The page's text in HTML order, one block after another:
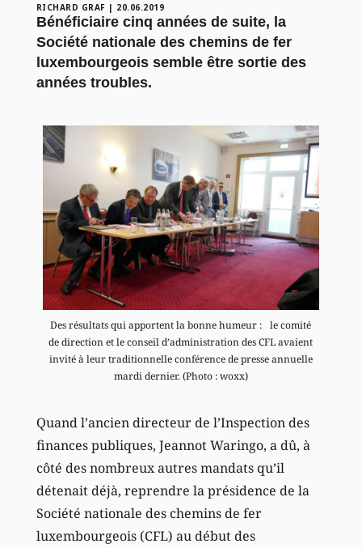
RICHARD GRAF | 20.06.2019
Bénéficiaire cinq années de suite, la
Société nationale des chemins de fer
luxembourgeois semble être sortie des
années troubles.
Des résultats qui apportent la bonne humeur : le comité
de direction et le conseil d’administration des CFL avaient
invité à leur traditionnelle conférence de presse annuelle
mardi dernier. (Photo : woxx)
Quand l’ancien directeur de l’Inspection des
finances publiques, Jeannot Waringo, a dû, à
côté des nombreux autres mandats qu’il
détenait déjà, reprendre la présidence de la
Société nationale des chemins de fer
luxembourgeois (CFL) au début des